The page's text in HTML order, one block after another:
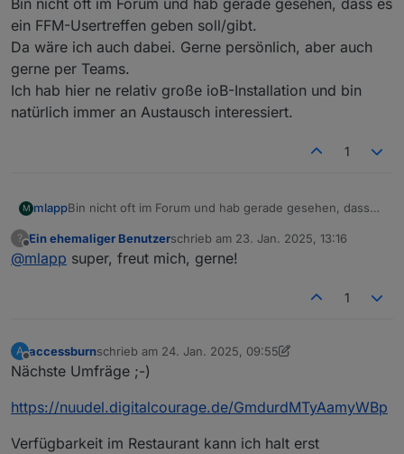
Bin nicht oft im Forum und hab gerade gesehen, dass es
ein FFM-Usertreffen geben soll/gibt.
Da wäre ich auch dabei. Gerne persönlich, aber auch
gerne per Teams.
Ich hab hier ne relativ große ioB-Installation und bin
natürlich immer an Austausch interessiert.
1
M mlappBin nicht oft im Forum und hab gerade gesehen, dass
Da wäre ich auch dabei. Gerne persönlich, aber auch
gerne per Teams.
?
Offline
Ein ehemaliger Benutzerschrieb am 23. Jan. 2025, 13:16
zuletzt editiert von
@mlapp super, freut mich, gerne!
1
A
Offline
accessburnschrieb am 24. Jan. 2025, 09:55
zuletzt editiert von accessburn
Nächste Umfräge ;-)
https://nuudel.digitalcourage.de/GmdurdMTyAamyWBp
Verfügbarkeit im Restaurant kann ich halt erst